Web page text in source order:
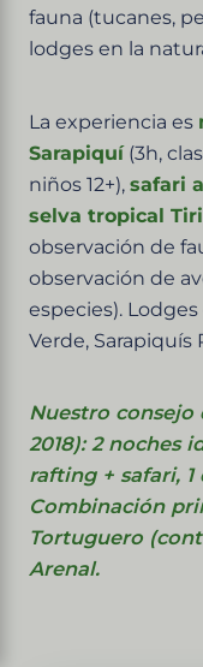
fauna (tucanes,
lodges en la
La experiencia es
Sarapiquí(3h,
niños 12+), safari
selva tropical
observación de
observación de
especies).
Verde, Sarapiquís
Nuestro consejo
2018): 2 noches
rafting + safari,
Combinación
Tortuguero
Arenal.